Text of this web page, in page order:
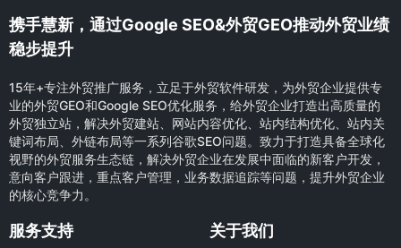
携手慧新，通过Google SEO&外贸GEO推动外贸业绩
稳步提升
15年+专注外贸推广服务，立足于外贸软件研发，为外贸企业提供专
业的外贸GEO和Google SEO优化服务，给外贸企业打造出高质量的
外贸独立站，解决外贸建站、网站内容优化、站内结构优化、站内关
键词布局、外链布局等一系列谷歌SEO问题。致力于打造具备全球化
视野的外贸服务生态链，解决外贸企业在发展中面临的新客户开发，
意向客户跟进，重点客户管理，业务数据追踪等问题，提升外贸企业
的核心竞争力。
服务支持 关于我们